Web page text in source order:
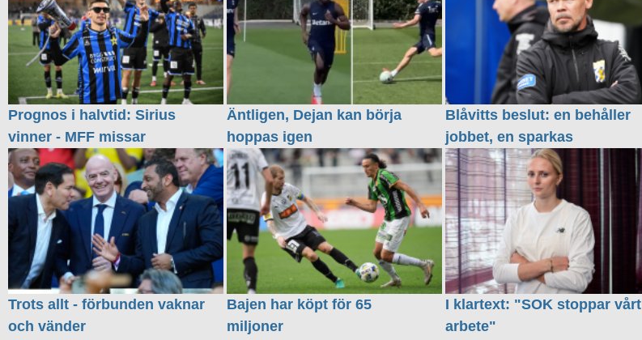
Prognos i halvtid: Sirius
vinner - MFF missar
Äntligen, Dejan kan börja
hoppas igen
Blåvitts beslut: en behåller
jobbet, en sparkas
Trots allt - förbunden vaknar
och vänder
Bajen har köpt för 65
miljoner
I klartext: "SOK stoppar vårt
arbete"